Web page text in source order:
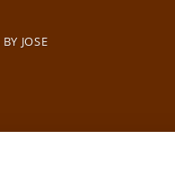
BY JOSE